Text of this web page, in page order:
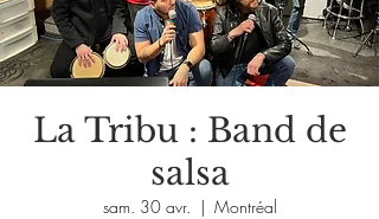
La Tribu : Band de
salsa
sam. 30 avr.
  |
Montréal